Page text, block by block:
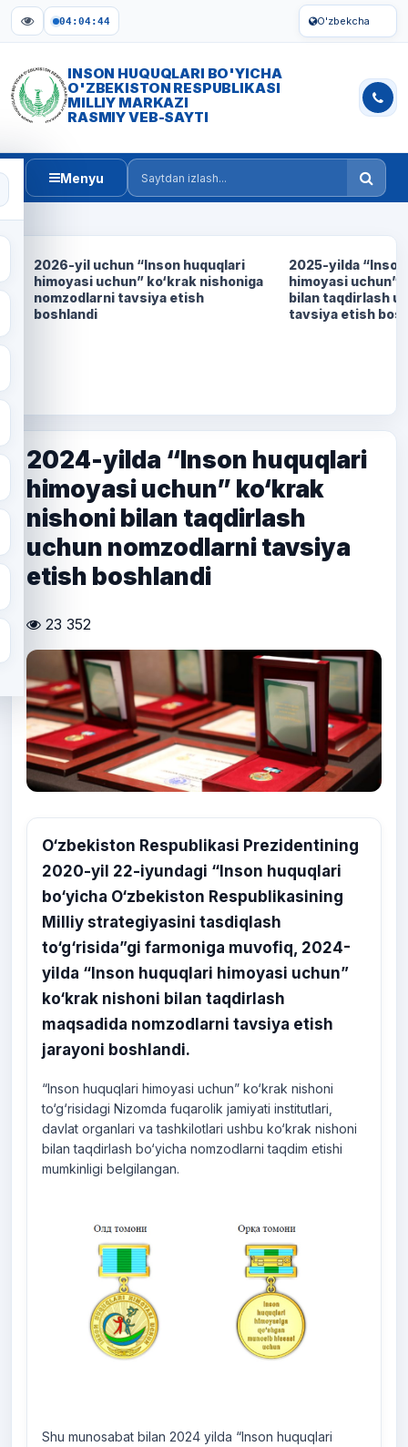
04:04:44 O'zbekcha
INSON HUQUQLARI BO'YICHA
O'ZBEKISTON RESPUBLIKASI
MILLIY MARKAZI
RASMIY VEB-SAYTI
Menyu
Saytdan izlash
2026-yil uchun “Inson huquqlari
himoyasi uchun” ko‘krak nishoniga
nomzodlarni tavsiya etish
boshlandi
2025-yilda
himoyasi uchun”
bilan taqdirlash
tavsiya etish
2024-yilda “Inson huquqlari
himoyasi uchun” ko‘krak
nishoni bilan taqdirlash
uchun nomzodlarni tavsiya
etish boshlandi
23 352
O‘zbekiston Respublikasi Prezidentining
2020-yil 22-iyundagi “Inson huquqlari
bo‘yicha O‘zbekiston Respublikasining
Milliy strategiyasini tasdiqlash
to‘g‘risida”gi farmoniga muvofiq, 2024-
yilda “Inson huquqlari himoyasi uchun”
ko‘krak nishoni bilan taqdirlash
maqsadida nomzodlarni tavsiya etish
jarayoni boshlandi.
“Inson huquqlari himoyasi uchun” ko‘krak nishoni
to‘g‘risidagi Nizomda fuqarolik jamiyati institutlari,
davlat organlari va tashkilotlari ushbu ko‘krak nishoni
bilan taqdirlash bo‘yicha nomzodlarni taqdim etishi
mumkinligi belgilangan.
Shu munosabat bilan 2024 yilda “Inson huquqlari